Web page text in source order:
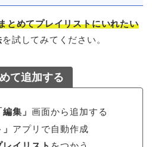
めてプレイリストにいれたい
を試してみてください。
て追加する
編集」 画面から追加する
アプリで自動作成